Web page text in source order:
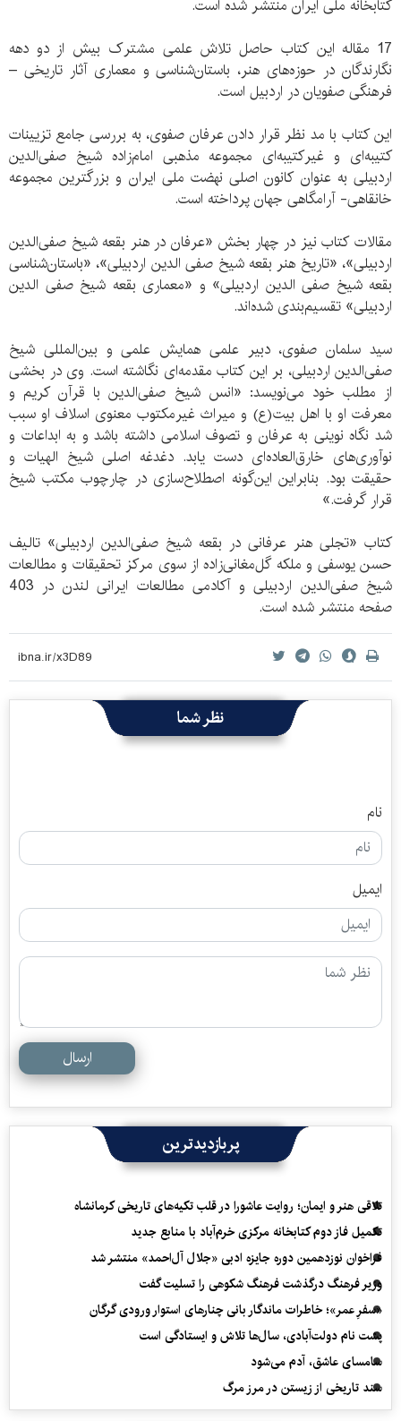
کتابخانه ملی ایران منتشر شده است.
17 مقاله این کتاب حاصل تلاش علمی مشترک بیش از دو دهه
نگارندگان در حوزه‌های هنر، باستان‌شناسی و معماری آثار تاریخی –
فرهنگی صفویان در اردبیل است.
این کتاب با مد نظر قرار دادن عرفان صفوی، به بررسی جامع تزیینات
کتیبه‌ای و غیرکتیبه‌ای مجموعه مذهبی امام‌زاده شیخ صفی‌الدین
اردبیلی به عنوان کانون اصلی نهضت ملی ایران و بزرگترین مجموعه
خانقاهی- آرامگاهی جهان پرداخته است.
مقالات کتاب نیز در چهار بخش «عرفان در هنر بقعه شیخ صفی‌الدین
اردبیلی»، «تاریخ هنر بقعه شیخ صفی الدین اردبیلی»، «باستان‌شناسی
بقعه شیخ صفی الدین اردبیلی» و «معماری بقعه شیخ صفی الدین
اردبیلی» تقسیم‌بندی شده‌اند.
سید سلمان صفوی، دبیر علمی همایش علمی و بین‌المللی شیخ
صفی‌الدین اردبیلی، بر این کتاب مقدمه‌ای نگاشته است. وی در بخشی
از مطلب خود می‌نویسد: «انس شیخ صفی‌الدین با قرآن کریم و
معرفت او با اهل بیت(ع) و میراث غیرمکتوب معنوی اسلاف او سبب
شد نگاه نوینی به عرفان و تصوف اسلامی داشته باشد و به ابداعات و
نوآوری‌های خارق‌العاده‌ای دست یابد. دغدغه اصلی شیخ الهیات و
حقیقت بود. بنابراین این‌گونه اصطلاح‌سازی در چارچوب مکتب شیخ
قرار گرفت.»
کتاب «تجلی هنر عرفانی در بقعه شیخ صفی‌الدین اردبیلی» تالیف
حسن یوسفی و ملکه گل‌مغانی‌زاده از سوی مرکز تحقیقات و مطالعات
شیخ صفی‌الدین اردبیلی و آکادمی مطالعات ایرانی لندن در 403
صفحه منتشر شده است.
نظر شما
نام
ایمیل
ارسال
پربازدیدترین
تلاقی هنر و ایمان؛ روایت عاشورا در قلب تکیه‌های تاریخی کرمانشاه
تکمیل فاز دوم کتابخانه مرکزی خرم‌آباد با منابع جدید
فراخوان نوزدهمین دوره جایزه ادبی «جلال آل‌احمد» منتشر شد
وزیر فرهنگ درگذشت فرهنگ شکوهی را تسلیت گفت
«سفرِ عمر»؛ خاطرات ماندگار بانی چنارهای استوار ورودی گرگان
پشت نام دولت‌آبادی، سال‌ها تلاش و ایستادگی است
سامسای عاشق، آدم می‌شود
سند تاریخی از زیستن در مرز مرگ